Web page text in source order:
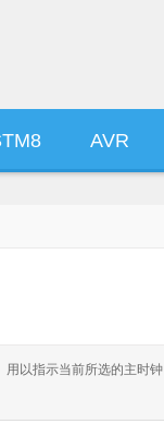
AVR
用以指示当前所选的主时钟